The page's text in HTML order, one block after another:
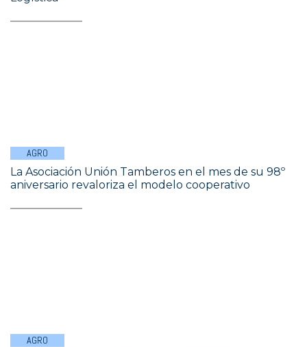
AGRO
La Asociación Unión Tamberos en el mes de su 98º
aniversario revaloriza el modelo cooperativo
AGRO